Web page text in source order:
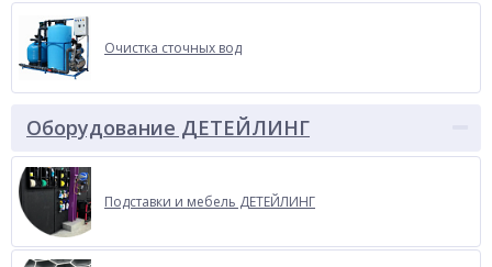
Очистка сточных вод
Оборудование ДЕТЕЙЛИНГ
Подставки и мебель ДЕТЕЙЛИНГ